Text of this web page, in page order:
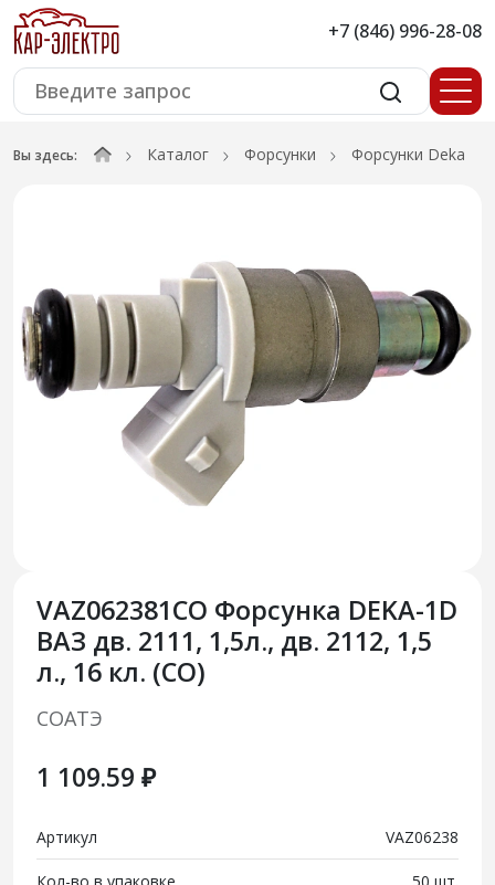
+7 (846) 996-28-08
Вы здесь: Каталог Форсунки Форсунки Deka
VAZ062381СО Форсунка DEKA-1D
ВАЗ дв. 2111, 1,5л., дв. 2112, 1,5
л., 16 кл. (СО)
СОАТЭ
1 109.59 ₽
Артикул VAZ06238